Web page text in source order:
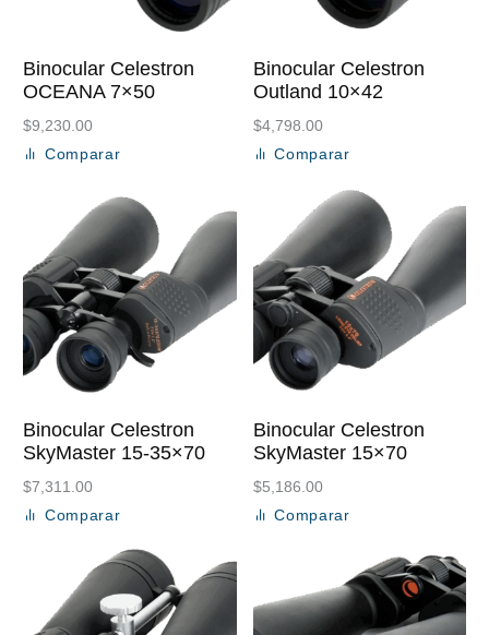
Binocular Celestron
OCEANA 7×50
$9,230.00
Añadir al carrito
Comparar
Binocular Celestron
Outland 10×42
$4,798.00
Añadir al carrito
Comparar
Binocular Celestron
SkyMaster 15-35×70
$7,311.00
Añadir al carrito
Comparar
Binocular Celestron
SkyMaster 15×70
$5,186.00
Añadir al carrito
Comparar